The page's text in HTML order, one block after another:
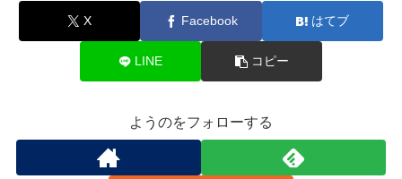
X Facebook はてブ
LINE コピー
ようのをフォローする